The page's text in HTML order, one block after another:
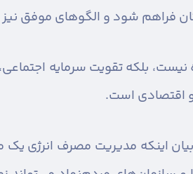
شود و الگوهای موفق نیز
بلکه تقویت سرمایه
اقتصادی است.
اینکه مدیریت مصرف انرژی